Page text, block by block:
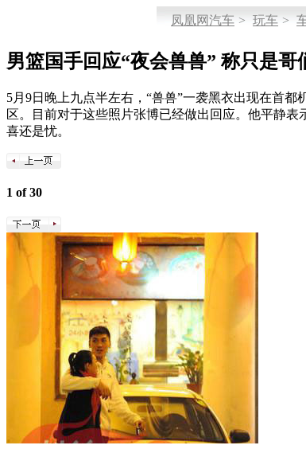
凤凰网汽车 > 玩车 >
男篮国手回应“夜会兽兽” 称只是哥
5月9日晚上九点半左右，“兽兽”一袭黑衣出现在首
区。目前对于这些照片张博已经做出回应。他平静
喜还是忧。
1 of 30